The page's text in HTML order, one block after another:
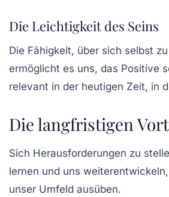
Die Leichtigkeit des Seins
Die Fähigkeit, über sich selbst
ermöglicht es uns, das Positive
relevant in der heutigen Zeit, in
Die langfristigen
Sich Herausforderungen zu
lernen und uns
unser Umfeld ausüben.